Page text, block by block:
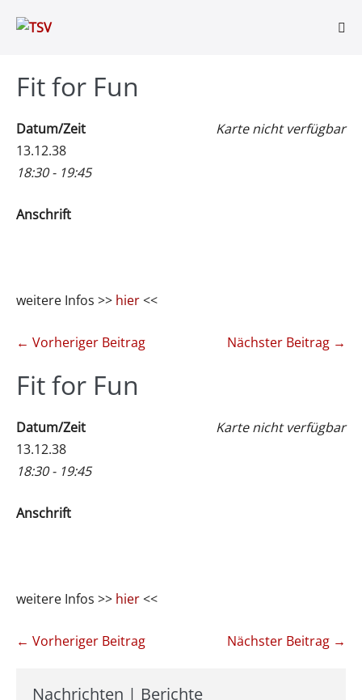
Inhalt
Fit for Fun
Karte nicht verfügbar
Datum/Zeit
13.12.38
18:30 - 19:45
Anschrift
weitere Infos >> hier<<
Beitragsnavigation
← Vorheriger Beitrag Nächster Beitrag →
Fit for Fun
Karte nicht verfügbar
Datum/Zeit
13.12.38
18:30 - 19:45
Anschrift
weitere Infos >> hier<<
Beitragsnavigation
← Vorheriger Beitrag Nächster Beitrag →
Nachrichten | Berichte